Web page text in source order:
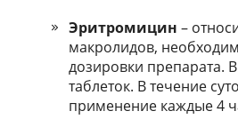
Эритромицин –
макролидов,
дозировки препарата.
таблеток. В течение
применение каждые 4